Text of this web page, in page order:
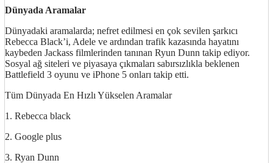
Dünyada Aramalar
Dünyadaki aramalarda; nefret edilmesi en çok sevilen şarkıcı
Rebecca Black’i, Adele ve ardından trafik kazasında hayatını
kaybeden Jackass filmlerinden tanınan Ryun Dunn takip ediyor.
Sosyal ağ siteleri ve piyasaya çıkmaları sabırsızlıkla beklenen
Battlefield 3 oyunu ve iPhone 5 onları takip etti.
Tüm Dünyada En Hızlı Yükselen Aramalar
1. Rebecca black
2. Google plus
3. Ryan Dunn